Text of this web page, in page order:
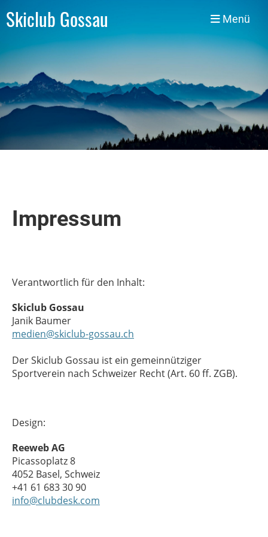
Skiclub Gossau Menü
Impressum
Verantwortlich für den Inhalt:
Skiclub Gossau
Janik Baumer
medien@skiclub-gossau.ch
Der Skiclub Gossau ist ein gemeinnütziger
Sportverein nach Schweizer Recht (Art. 60 ff. ZGB).
Design:
Reeweb AG
Picassoplatz 8
4052 Basel, Schweiz
+41 61 683 30 90
info@clubdesk.com